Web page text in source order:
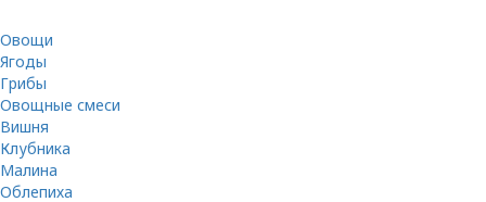
Овощи
Ягоды
Грибы
Овощные смеси
Вишня
Клубника
Малина
Облепиха